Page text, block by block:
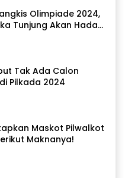
Olimpiade 2024,
Tunjung Akan Hadapi
Selatan
Tak Ada Calon
Pilkada 2024
Maskot Pilwalkot
Maknanya!